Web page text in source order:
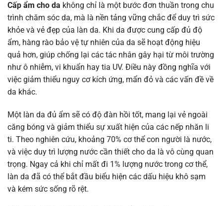
Cấp ẩm cho da không chỉ là một bước đơn thuần trong chu
trình chăm sóc da, mà là nền tảng vững chắc để duy trì sức
khỏe và vẻ đẹp của làn da. Khi da được cung cấp đủ độ
ẩm, hàng rào bảo vệ tự nhiên của da sẽ hoạt động hiệu
quả hơn, giúp chống lại các tác nhân gây hại từ môi trường
như ô nhiễm, vi khuẩn hay tia UV. Điều này đồng nghĩa với
việc giảm thiểu nguy cơ kích ứng, mẩn đỏ và các vấn đề về
da khác.
Một làn da đủ ẩm sẽ có độ đàn hồi tốt, mang lại vẻ ngoài
căng bóng và giảm thiểu sự xuất hiện của các nếp nhăn li
ti. Theo nghiên cứu, khoảng 70% cơ thể con người là nước,
và việc duy trì lượng nước cần thiết cho da là vô cùng quan
trọng. Ngay cả khi chỉ mất đi 1% lượng nước trong cơ thể,
làn da đã có thể bắt đầu biểu hiện các dấu hiệu khô sạm
và kém sức sống rõ rệt.